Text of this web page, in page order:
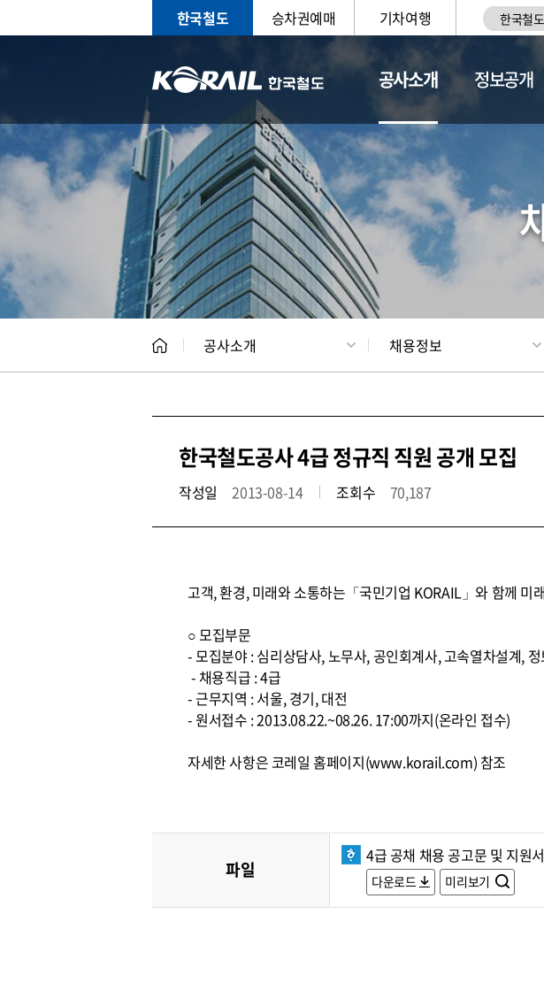
한국철도 승차권예매 기차여행 한국철
공사소개
CEO 일반현황
정보공개
공사소개 채용정보
한국철도공사 4급 정규직 직원 공개 모집
작성일 2013-08-14 조회수 70,187
고객, 환경, 미래와 소통하는「국민기업 KORAIL」와 함께
○ 모집부문
- 모집분야 : 심리상담사, 노무사, 공인회계사, 고속열차설계,
- 채용직급 : 4급
- 근무지역 : 서울, 경기, 대전
- 원서접수 : 2013.08.22.~08.26. 17:00까지(온라인 접수)
자세한 사항은 코레일 홈페이지(www.korail.com) 참조
파일
4급 공채 채용 공고문 및 지원
다운로드 미리보기